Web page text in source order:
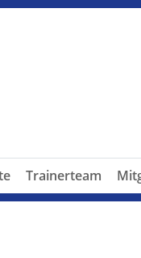
Trainerteam